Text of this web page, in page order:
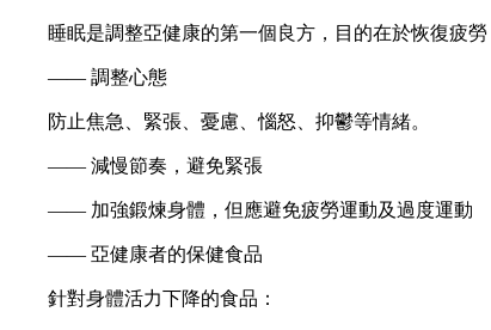
睡眠是調整亞健康的第一個良方，目的在於恢復疲勞
—— 調整心態
防止焦急、緊張、憂慮、惱怒、抑鬱等情緒。
—— 減慢節奏，避免緊張
—— 加強鍛煉身體，但應避免疲勞運動及過度運動
—— 亞健康者的保健食品
針對身體活力下降的食品：